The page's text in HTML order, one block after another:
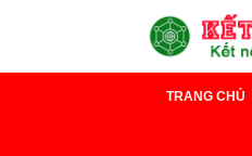
TRANG CHỦ